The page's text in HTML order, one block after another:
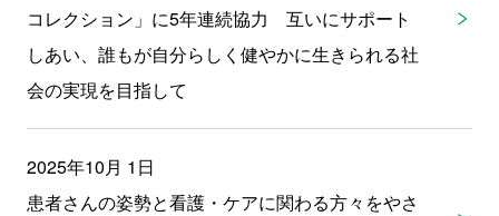
コレクション」に5年連続協力 互いにサポート
しあい、誰もが自分らしく健やかに生きられる社
会の実現を目指して
2025年10月 1日
患者さんの姿勢と看護・ケアに関わる方々をやさ